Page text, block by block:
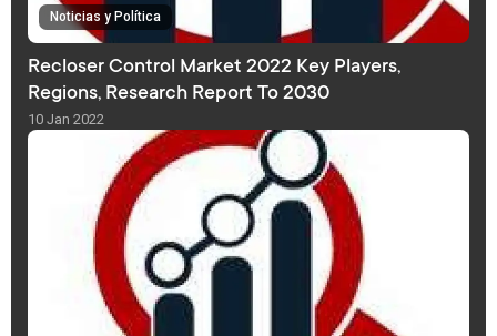
Noticias y Política
Recloser Control Market 2022 Key Players,
Regions, Research Report To 2030
10 Jan 2022